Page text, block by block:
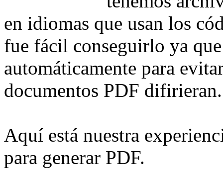
en idiomas que usan los
fue fácil conseguirlo ya que
automáticamente para
documentos PDF difirieran.
Aquí está nuestra
para generar PDF.